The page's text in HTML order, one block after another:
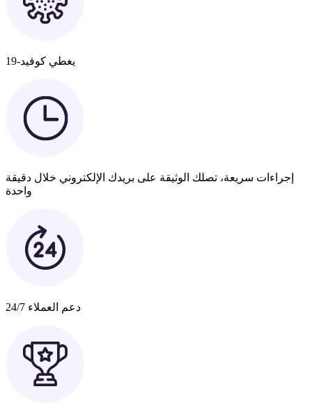
يغطي كوفيد-19
إجراءات سريعة، تصلك الوثيقة على بريدك الإلكتروني خلال دقيقة
واحدة
دعم العملاء 24/7